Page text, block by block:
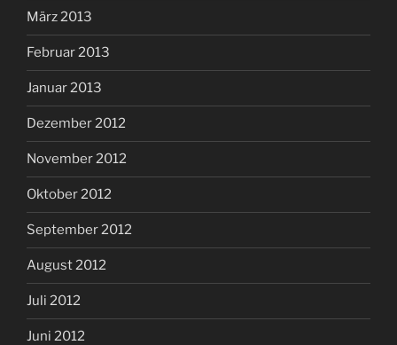
März 2013
Februar 2013
Januar 2013
Dezember 2012
November 2012
Oktober 2012
September 2012
August 2012
Juli 2012
Juni 2012